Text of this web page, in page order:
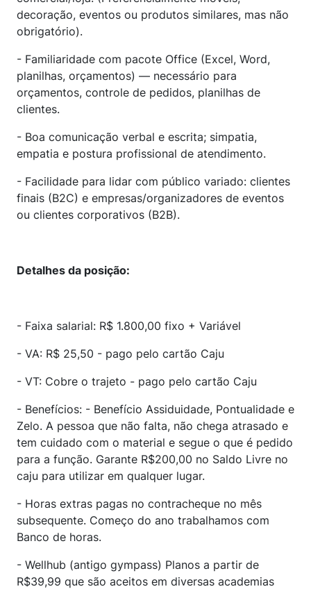
decoração, eventos ou produtos similares, mas não
obrigatório).
- Familiaridade com pacote Office (Excel, Word,
planilhas, orçamentos) — necessário para
orçamentos, controle de pedidos, planilhas de
clientes.
- Boa comunicação verbal e escrita; simpatia,
empatia e postura profissional de atendimento.
- Facilidade para lidar com público variado: clientes
finais (B2C) e empresas/organizadores de eventos
ou clientes corporativos (B2B).
Detalhes da posição:
- Faixa salarial: R$ 1.800,00 fixo + Variável
- VA: R$ 25,50 - pago pelo cartão Caju
- VT: Cobre o trajeto - pago pelo cartão Caju
- Benefícios: - Benefício Assiduidade, Pontualidade e
Zelo. A pessoa que não falta, não chega atrasado e
tem cuidado com o material e segue o que é pedido
para a função. Garante R$200,00 no Saldo Livre no
caju para utilizar em qualquer lugar.
- Horas extras pagas no contracheque no mês
subsequente. Começo do ano trabalhamos com
Banco de horas.
- Wellhub (antigo gympass) Planos a partir de
R$39,99 que são aceitos em diversas academias